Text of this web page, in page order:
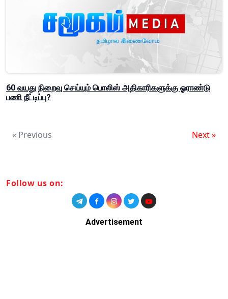
60 வயது நிறைவு செய்யும் பொலிஸ் அதிகாரிகளுக்கு ஓராண்டு
பணி நீட்டிப்பு?
« Previous Next »
Follow us on:
Advertisement